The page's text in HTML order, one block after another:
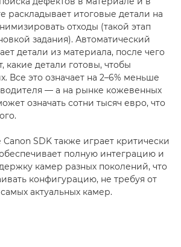
итоговые детали на
отходы (такой этап
задания). Автоматический
детали из материала, после чего
какие детали готовы, чтобы
Все это означает на 2–6% меньше
— а на рынке кожевенных
означать сотни тысяч евро, что
SDK также играет критически
полную интеграцию и
камер разных поколений, что
конфигурацию, не требуя от
актуальных камер.